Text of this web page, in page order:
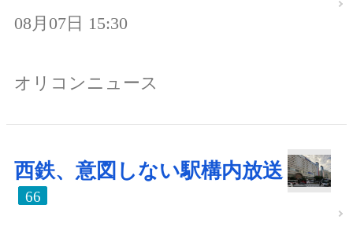
08月07日 15:30
オリコンニュース
西鉄、意図しない駅構内放送
66